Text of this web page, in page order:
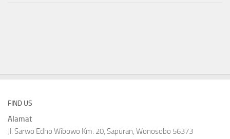
FIND US
Alamat
Jl. Sarwo Edho Wibowo Km. 20, Sapuran, Wonosobo 56373